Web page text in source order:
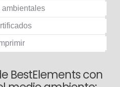
ambientales
BestElements con